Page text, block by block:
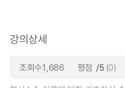
강의상세
조회수1,686 평점 /5 (0)